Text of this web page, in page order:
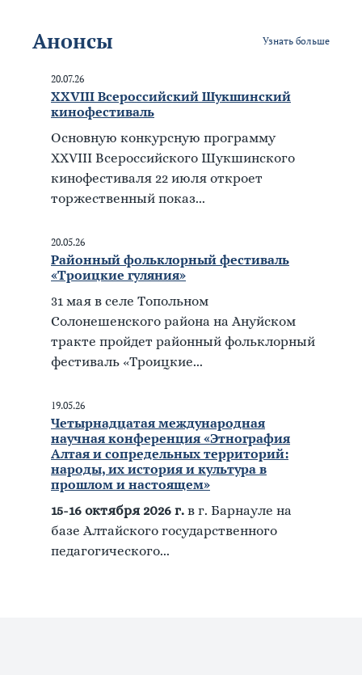
Анонсы Узнать больше
20.07.26
XXVIII Всероссийский Шукшинский
кинофестиваль
Основную конкурсную программу
XXVIII Всероссийского Шукшинского
кинофестиваля 22 июля откроет
торжественный показ...
20.05.26
Районный фольклорный фестиваль
«Троицкие гуляния»
31 мая в селе Топольном
Солонешенского района на Ануйском
тракте пройдет районный фольклорный
фестиваль «Троицкие...
19.05.26
Четырнадцатая международная
научная конференция «Этнография
Алтая и сопредельных территорий:
народы, их история и культура в
прошлом и настоящем»
15-16 октября 2026 г. в г. Барнауле на
базе Алтайского государственного
педагогического...